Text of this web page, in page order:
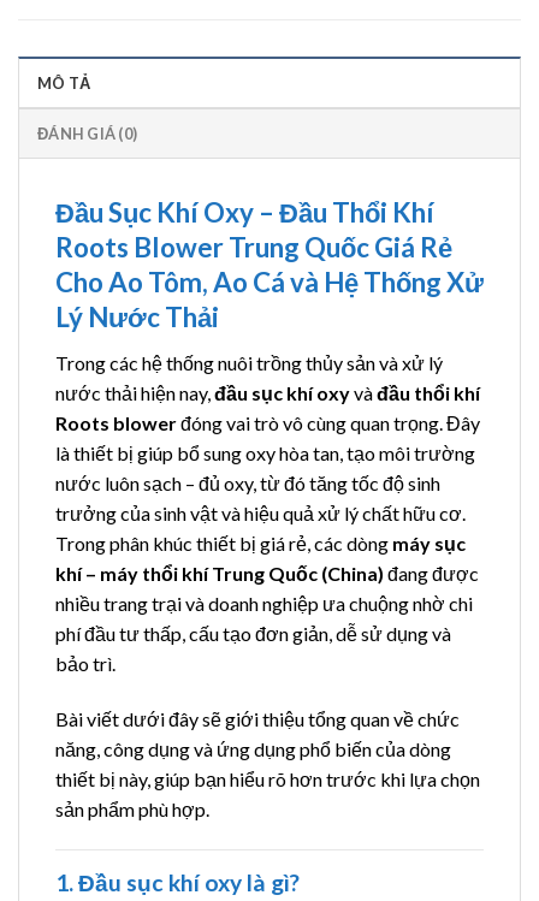
MÔ TẢ
ĐÁNH GIÁ (0)
Đầu Sục Khí Oxy – Đầu Thổi Khí
Roots Blower Trung Quốc Giá Rẻ
Cho Ao Tôm, Ao Cá và Hệ Thống Xử
Lý Nước Thải
Trong các hệ thống nuôi trồng thủy sản và xử lý
nước thải hiện nay,đầu sục khí oxyvàđầu thổi khí
Roots blowerđóng vai trò vô cùng quan trọng. Đây
là thiết bị giúp bổ sung oxy hòa tan, tạo môi trường
nước luôn sạch – đủ oxy, từ đó tăng tốc độ sinh
trưởng của sinh vật và hiệu quả xử lý chất hữu cơ.
Trong phân khúc thiết bị giá rẻ, các dòng máy sục
khí – máy thổi khí Trung Quốc (China) đang được
nhiều trang trại và doanh nghiệp ưa chuộng nhờ chi
phí đầu tư thấp, cấu tạo đơn giản, dễ sử dụng và
bảo trì.
Bài viết dưới đây sẽ giới thiệu tổng quan về chức
năng, công dụng và ứng dụng phổ biến của dòng
thiết bị này, giúp bạn hiểu rõ hơn trước khi lựa chọn
sản phẩm phù hợp.
1. Đầu sục khí oxy là gì?